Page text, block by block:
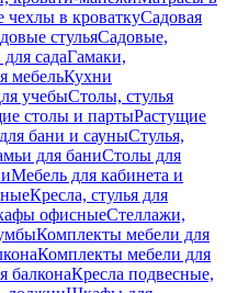
в кроваткуСадовая
стульяСадовые,
садаГамаки,
мебельКухни
учебыСтолы, стулья
столы и партыРастущие
бани и сауныСтулья,
для баниСтолы для
Мебель для кабинета и
Кресла, стулья для
офисныеСтеллажи,
Комплекты мебели для
Комплекты мебели для
балконаКресла подвесные,